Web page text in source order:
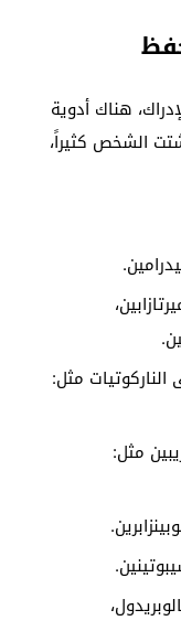
هناك أدوية
الشخص كثيراً،
مثل:
مثل: